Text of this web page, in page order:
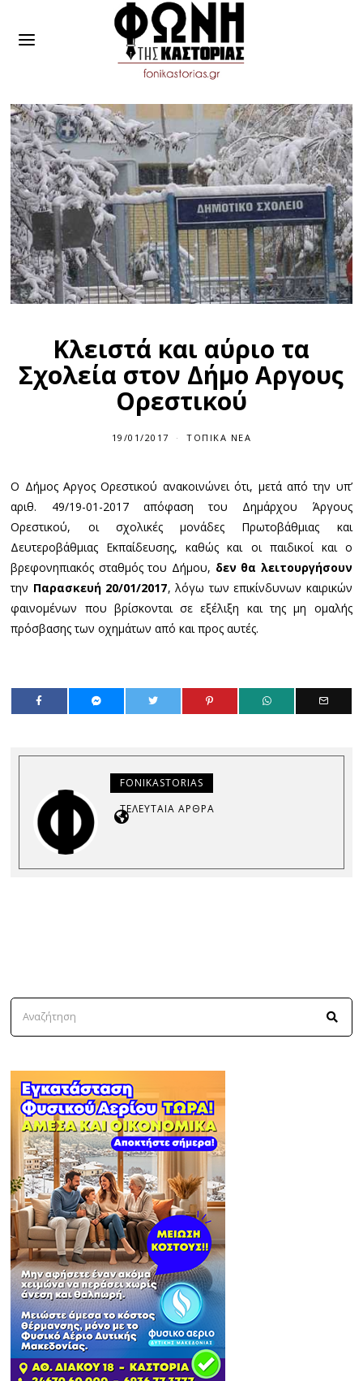
Κλειστά και αύριο τα
Σχολεία στον Δήμο Αργους
Ορεστικού
19/01/2017 ΤΟΠΙΚΆ ΝΈΑ
Ο Δήμος Αργος Ορεστικού ανακοινώνει ότι, μετά από την υπ’
αριθ. 49/19-01-2017 απόφαση του Δημάρχου Άργους
Ορεστικού, οι σχολικές μονάδες Πρωτοβάθμιας και
Δευτεροβάθμιας Εκπαίδευσης, καθώς και οι παιδικοί και ο
βρεφονηπιακός σταθμός του Δήμου, δεν θα λειτουργήσουν
την Παρασκευή 20/01/2017, λόγω των επικίνδυνων καιρικών
φαινομένων που βρίσκονται σε εξέλιξη και της μη ομαλής
πρόσβασης των οχημάτων από και προς αυτές.
FONIKASTORIAS
ΤΕΛΕΥΤΑΊΑ ΆΡΘΡΑ